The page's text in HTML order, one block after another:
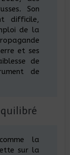
Son
difficile,
de la
et ses
de
de
la
sur la